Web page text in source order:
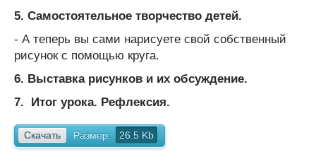
5. Самостоятельное творчество детей.
- А теперь вы сами нарисуете свой собственный
рисунок с помощью круга.
6. Выставка рисунков и их обсуждение.
7. Итог урока. Рефлексия.
Скачать Размер: 26.5 Kb